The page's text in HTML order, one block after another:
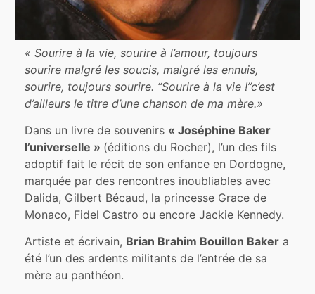
« Sourire à la vie, sourire à l’amour, toujours
sourire malgré les soucis, malgré les ennuis,
sourire, toujours sourire. “Sourire à la vie !”c’est
d’ailleurs le titre d’une chanson de ma mère.»
Dans un livre de souvenirs « Joséphine Baker
l’universelle » (éditions du Rocher), l’un des fils
adoptif fait le récit de son enfance en Dordogne,
marquée par des rencontres inoubliables avec
Dalida, Gilbert Bécaud, la princesse Grace de
Monaco, Fidel Castro ou encore Jackie Kennedy.
Artiste et écrivain, Brian Brahim Bouillon Baker a
été l’un des ardents militants de l’entrée de sa
mère au panthéon.